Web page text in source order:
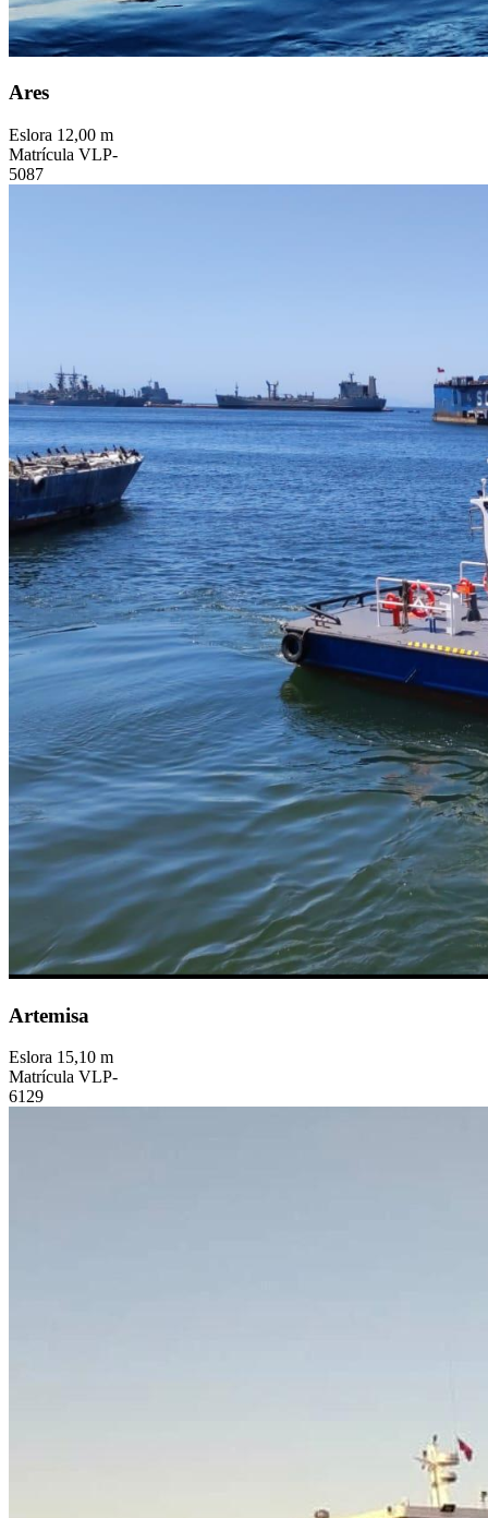
Ares
Eslora 12,00 m
Matrícula VLP-
5087
Artemisa
Eslora 15,10 m
Matrícula VLP-
6129